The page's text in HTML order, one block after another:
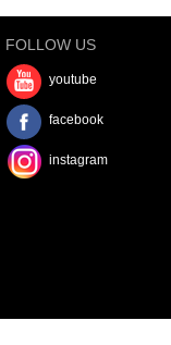
FOLLOW US
youtube
facebook
instagram